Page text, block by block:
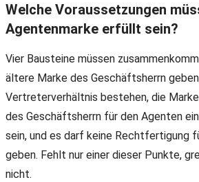
Welche Voraussetzungen
Agentenmarke erfüllt sein?
Vier Bausteine müssen
ältere Marke des Geschäftsherrn
Vertreterverhältnis bestehen, die
des Geschäftsherrn für den Agenten
sein, und es darf keine Rechtfertigung
geben. Fehlt nur einer dieser Punkte,
nicht.